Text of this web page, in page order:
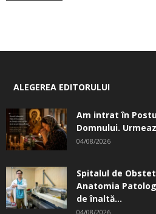
ALEGEREA EDITORULUI
Am intrat în
Domnului.
04/08/2026
Spitalul de
Anatomia
de înaltă...
04/08/2026